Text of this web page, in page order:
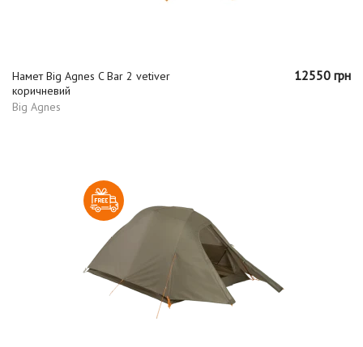
Намет Big Agnes C Bar 2 vetiver
коричневий
Big Agnes
12550 грн